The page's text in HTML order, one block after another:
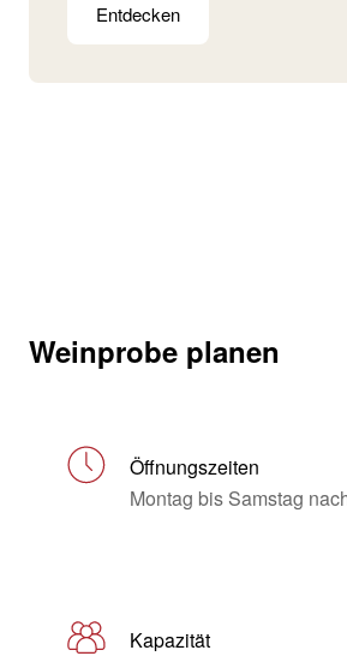
Entdecken
Weinprobe planen
Öffnungszeiten
Montag bis Samstag
Kapazität